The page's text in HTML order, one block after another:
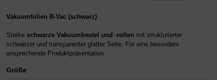
Vakuumfolien B-Vac (schwarz)
Starke schwarze Vakuumbeutel und -rollen mit strukturierter
schwarzer und transparenter glatter Seite. Für eine besonders
ansprechende Produktpräsentation.
Größe